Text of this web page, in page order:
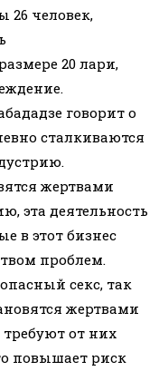
26 человек,
20 лари,
говорит о
сталкиваются
жертвами
эта деятельность
в этот бизнес
проблем.
секс, так
жертвами
от них
повышает риск